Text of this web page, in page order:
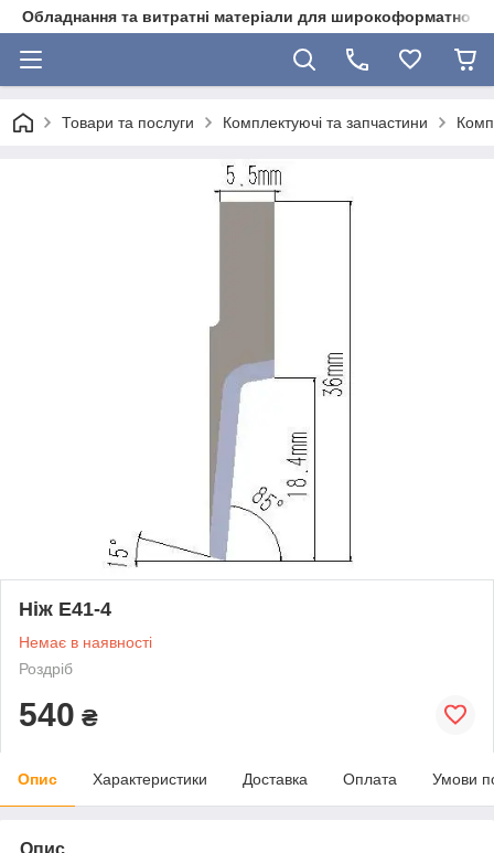
Обладнання та витратні матеріали для широкоформатного
Товари та послуги Комплектуючі та запчастини
Ніж E41-4
Немає в наявності
Роздріб
540 ₴
Опис Характеристики Доставка Оплата Умови
Опис